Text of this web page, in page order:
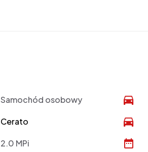
Samochód osobowy
Cerato
2.0 MPi